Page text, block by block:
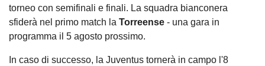
torneo con semifinali e finali. La squadra bianconera
sfiderà nel primo match la Torreense - una gara in
programma il 5 agosto prossimo.
In caso di successo, la Juventus tornerà in campo l'8